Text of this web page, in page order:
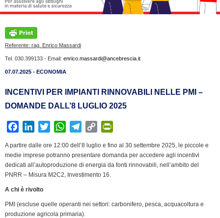
Referente: rag. Enrico Massardi
Tel. 030.399133 - Email: enrico.massardi@ancebrescia.it
07.07.2025 - ECONOMIA
INCENTIVI PER IMPIANTI RINNOVABILI NELLE PMI –
DOMANDE DALL’8 LUGLIO 2025
c
e
b
o
k
n
k
e
d
n
i
t
t
W
a
t
s
p
l
e
g
m
C
p
y
L
k
i
n
i
A partire dalle ore 12:00 dell’8 luglio e fino al 30 settembre 2025, le piccole e
medie imprese potranno presentare domanda per accedere agli incentivi
dedicati all’autoproduzione di energia da fonti rinnovabili, nell’ambito del
PNRR – Misura M2C2, Investimento 16.
A chi è rivolto
PMI (escluse quelle operanti nei settori: carbonifero, pesca, acquacoltura e
produzione agricola primaria).